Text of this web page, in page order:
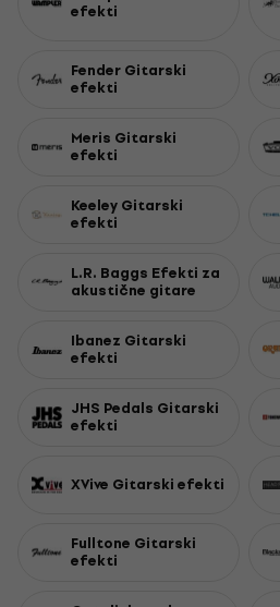
efekti
Fender Gitarski
efekti
Meris Gitarski
efekti
Keeley Gitarski
efekti
L.R. Baggs Efekti za
akustične gitare
Ibanez Gitarski
efekti
JHS Pedals Gitarski
efekti
XVive Gitarski efekti
Fulltone Gitarski
efekti